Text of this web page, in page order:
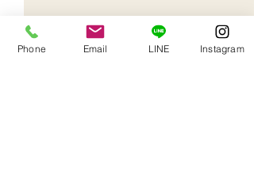
Phone Email LINE Instagram